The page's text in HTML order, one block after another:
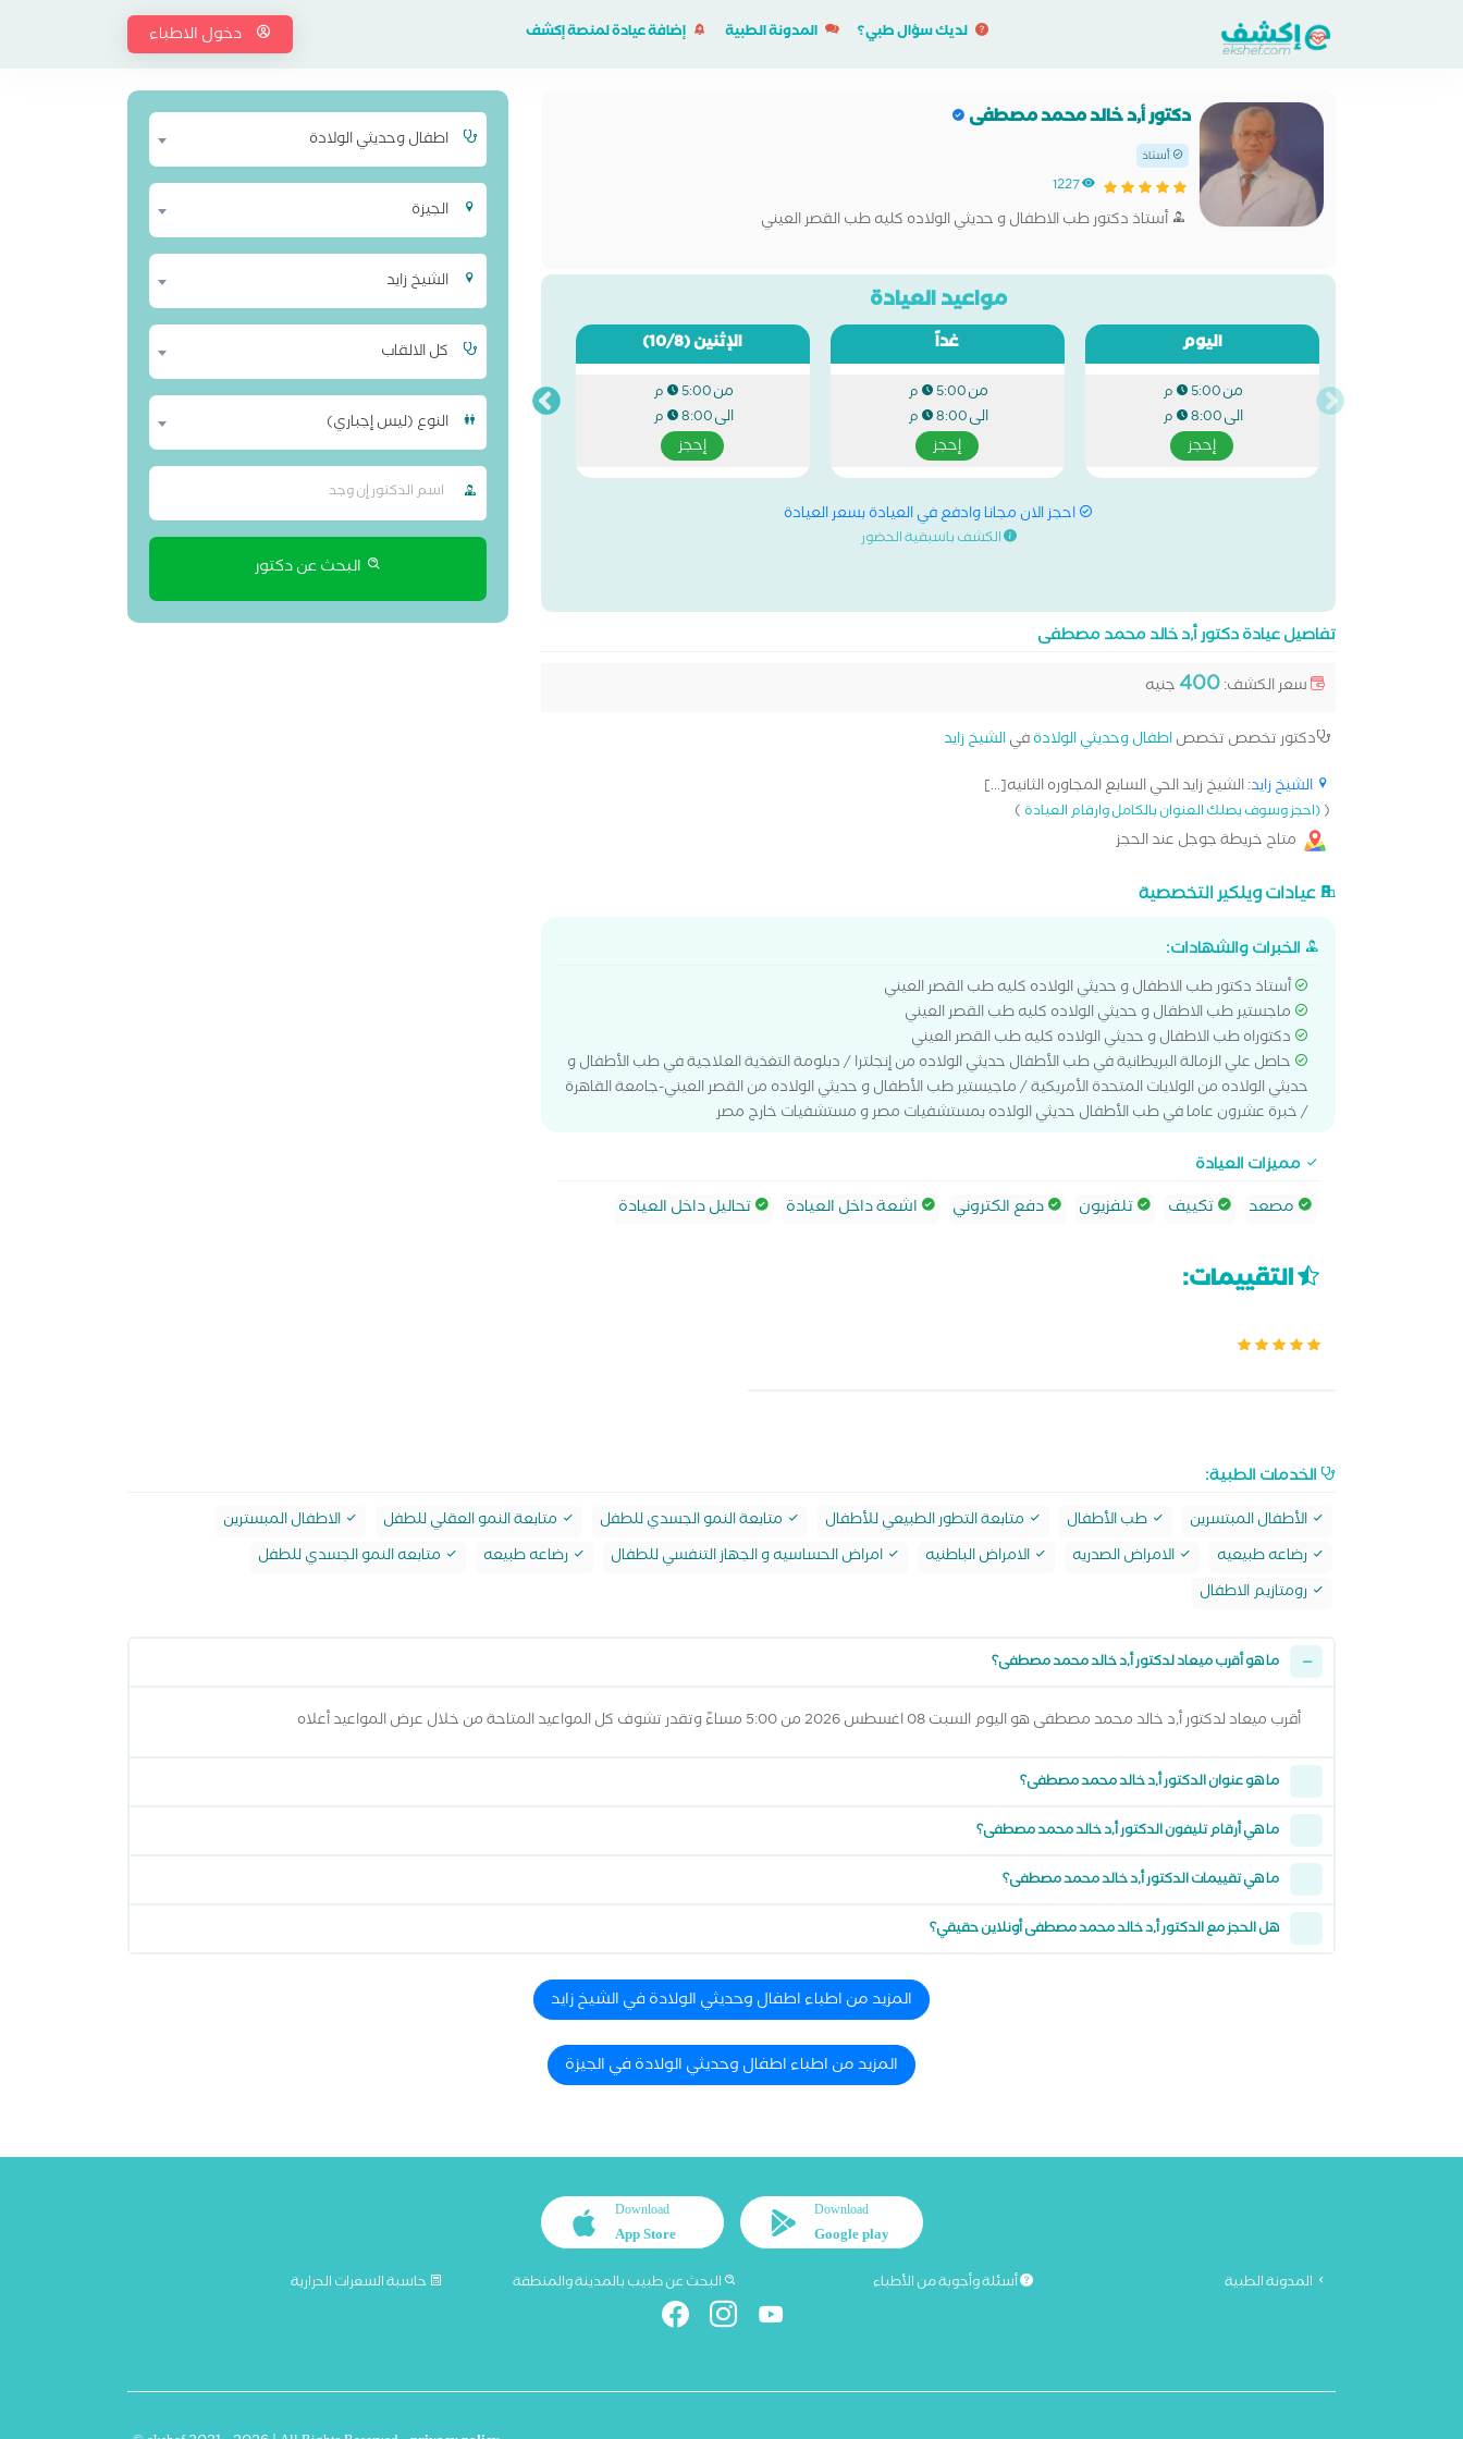
لديك سؤال طبي؟ المدونة الطبية إضافة عيادة لمنصة إكشف دخول الاطباء
دكتور أ,د خالد محمد مصطفى
أستاذ
1227
أستاذ دكتور طب الاطفال و حديثي الولاده كليه طب القصر العيني
مواعيد العيادة
اليوم
من5:00 م
الى8:00 م
إحجز
غداً
من5:00 م
الى8:00 م
إحجز
الإثنين(10/8)
من5:00 م
الى8:00 م
إحجز
احجز الان مجانا وادفع في العيادة بسعر العيادة
الكشف باسبقية الحضور
تفاصيل عيادة دكتور أ,د خالد محمد مصطفى
سعر الكشف:400 جنيه
دكتور تخصص تخصصاطفال وحديثي الولادةفيالشيخ زايد
الشيخ زايد: الشيخ زايد الحي السابع المجاوره الثانيه[...]
((احجز وسوف يصلك العنوان بالكامل وارقام العيادة)
متاح خريطة جوجل عند الحجز
عيادات ويلكير التخصصية
الخبرات والشهادات:
أستاذ دكتور طب الاطفال و حديثي الولاده كليه طب القصر العيني
ماجستير طب الاطفال و حديثي الولاده كليه طب القصر العيني
دكتوراه طب الاطفال و حديثي الولاده كليه طب القصر العيني
حاصل علي الزمالة البريطانية في طب الأطفال حديثي الولاده من إنجلترا / دبلومة التغذية العلاجية في طب الأطفال و
حديثي الولاده من الولايات المتحدة الأمريكية / ماجيستير طب الأطفال و حديثي الولاده من القصر العيني-جامعة القاهرة
/ خبرة عشرون عاما في طب الأطفال حديثي الولاده بمستشفيات مصر و مستشفيات خارج مصر
مميزات العيادة
مصعد
تكييف تلفزيون دفع الكتروني اشعة داخل العيادة تحاليل داخل العيادة
اطفال وحديثي الولادة
الجيزة
الشيخ زايد
كل الالقاب
النوع (ليس إجباري)
البحث عن دكتور
التقييمات:
الخدمات الطبية:
الأطفال المبتسرين طب الأطفال متابعة التطور الطبيعي للأطفال متابعة النمو الجسدي للطفل متابعة النمو العقلي للطفل
الاطفال المبسترين
رضاعه طبيعيه
الامراض الصدريه الامراض الباطنيه امراض الحساسيه و الجهاز التنفسي للطفال رضاعه طبيعه
متابعه النمو الجسدي للطفل
رومتازيم الاطفال
ما هو أقرب ميعاد لدكتور أ,د خالد محمد مصطفى؟
أقرب ميعاد لدكتور أ,د خالد محمد مصطفى هو اليوم السبت 08 اغسطس 2026 من 5:00 مساءً وتقدر تشوف كل المواعيد المتاحة من خلال عرض المواعيد أعلاه
ما هو عنوان الدكتور أ,د خالد محمد مصطفى؟
ما هي أرقام تليفون الدكتور أ,د خالد محمد مصطفى؟
ما هي تقييمات الدكتور أ,د خالد محمد مصطفى؟
هل الحجز مع الدكتور أ,د خالد محمد مصطفى أونلاين حقيقي؟
المزيد من اطباء اطفال وحديثي الولادة في الشيخ زايد
المزيد من اطباء اطفال وحديثي الولادة في الجيزة
Download
Google play
Download
App Store
المدونة الطبية أسئلة وأجوبة من الأطباء البحث عن طبيب بالمدينة والمنطقة حاسبة السعرات الحرارية